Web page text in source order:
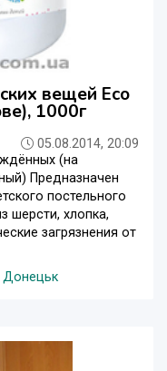
вещей Eco
1000г
05.08.2014, 20:09
(на
Предназначен
постельного
шерсти, хлопка,
загрязнения от
Донецьк